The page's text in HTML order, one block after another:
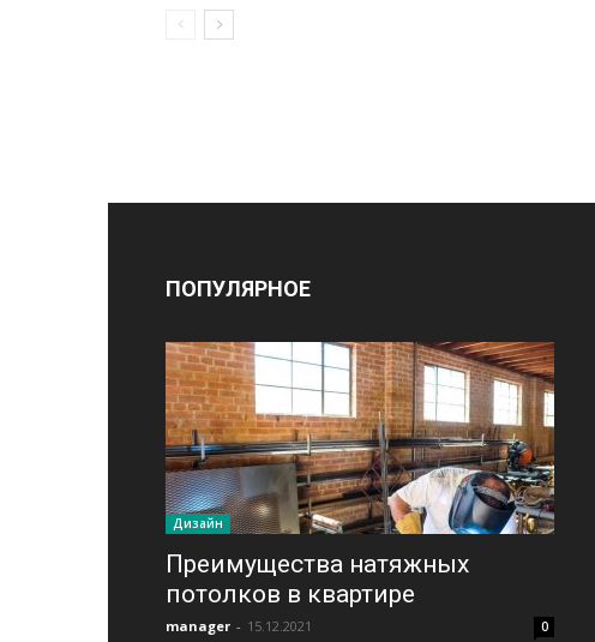
ПОПУЛЯРНОЕ
Дизайн
Преимущества натяжных
потолков в квартире
manager - 15.12.2021 0